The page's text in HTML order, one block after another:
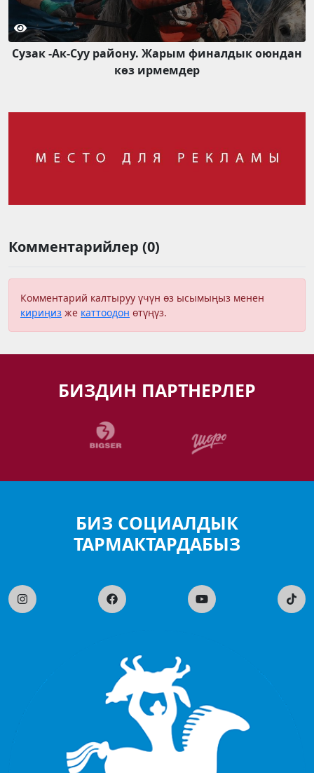
Сузак -Ак-Суу району. Жарым финалдык оюндан
көз ирмемдер
Комментарийлер (0)
Комментарий калтыруу үчүн өз ысымыңыз менен
кириңиз же каттоодон өтүңүз.
БИЗДИН ПАРТНЕРЛЕР
БИЗ СОЦИАЛДЫК
ТАРМАКТАРДАБЫЗ